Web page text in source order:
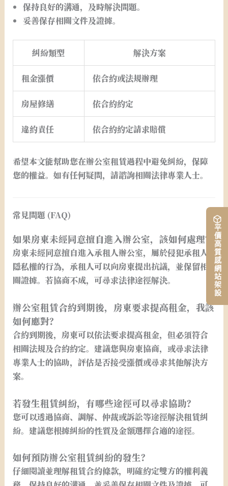
平價高質感網站架設
保持良好的溝通，及時解決問題。
妥善保存相關文件及證據。
糾紛類型 解決方案
租金漲價 依合約或法規辦理
房屋修繕 依合約約定
違約責任 依合約約定請求賠償
希望本文能幫助您在辦公室租賃過程中避免糾紛，保障
您的權益。如有任何疑問，請諮詢相關法律專業人士。
常見問題 (FAQ)
如果房東未經同意擅自進入辦公室，該如何處理？
房東未經同意擅自進入承租人辦公室，屬於侵犯承租人
隱私權的行為，承租人可以向房東提出抗議，並保留相
關證據。若協商不成，可尋求法律途徑解決。
辦公室租賃合約到期後，房東要求提高租金，我該
如何應對？
合約到期後，房東可以依法要求提高租金，但必須符合
相關法規及合約約定。建議您與房東協商，或尋求法律
專業人士的協助，評估是否接受漲價或尋求其他解決方
案。
若發生租賃糾紛，有哪些途徑可以尋求協助？
您可以透過協商、調解、仲裁或訴訟等途徑解決租賃糾
紛。建議您根據糾紛的性質及金額選擇合適的途徑。
如何預防辦公室租賃糾紛的發生？
仔細閱讀並理解租賃合約條款，明確約定雙方的權利義